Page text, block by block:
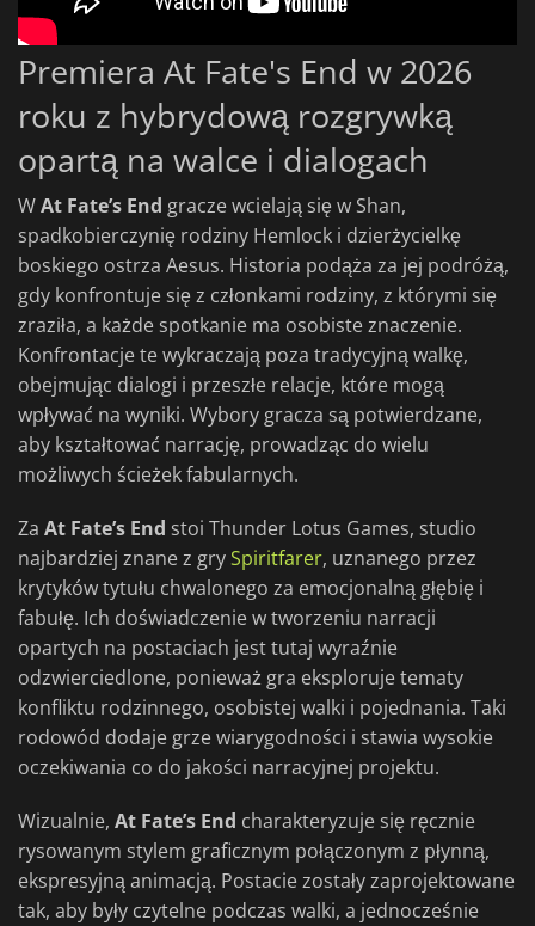
Premiera At Fate's End w 2026
roku z hybrydową rozgrywką
opartą na walce i dialogach
WAt Fate’s End gracze wcielają się w Shan,
spadkobierczynię rodziny Hemlock i dzierżycielkę
boskiego ostrza Aesus. Historia podąża za jej podróżą,
gdy konfrontuje się z członkami rodziny, z którymi się
zraziła, a każde spotkanie ma osobiste znaczenie.
Konfrontacje te wykraczają poza tradycyjną walkę,
obejmując dialogi i przeszłe relacje, które mogą
wpływać na wyniki. Wybory gracza są potwierdzane,
aby kształtować narrację, prowadząc do wielu
możliwych ścieżek fabularnych.
Za At Fate’s End stoi Thunder Lotus Games, studio
najbardziej znane z grySpiritfarer, uznanego przez
krytyków tytułu chwalonego za emocjonalną głębię i
fabułę. Ich doświadczenie w tworzeniu narracji
opartych na postaciach jest tutaj wyraźnie
odzwierciedlone, ponieważ gra eksploruje tematy
konfliktu rodzinnego, osobistej walki i pojednania. Taki
rodowód dodaje grze wiarygodności i stawia wysokie
oczekiwania co do jakości narracyjnej projektu.
Wizualnie, At Fate’s End charakteryzuje się ręcznie
rysowanym stylem graficznym połączonym z płynną,
ekspresyjną animacją. Postacie zostały zaprojektowane
tak, aby były czytelne podczas walki, a jednocześnie